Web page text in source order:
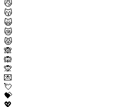
😼
😽
🙀
😿
😾
🙈
🙉
🙊
💌
💘
💝
💖